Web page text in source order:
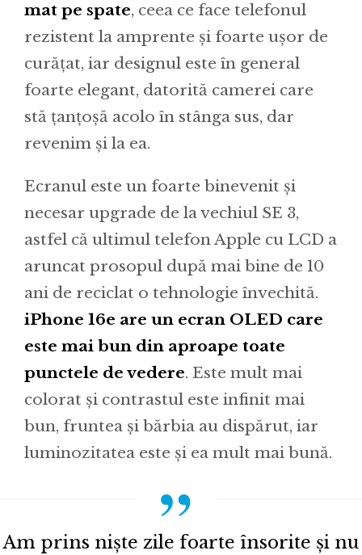
mat pe spate, ceea ce face telefonul
rezistent la amprente și foarte ușor de
curățat, iar designul este în general
foarte elegant, datorită camerei care
stă țanțoșă acolo în stânga sus, dar
revenim și la ea.
Ecranul este un foarte binevenit și
necesar upgrade de la vechiul SE 3,
astfel că ultimul telefon Apple cu LCD a
aruncat prosopul după mai bine de 10
ani de reciclat o tehnologie învechită.
iPhone 16e are un ecran OLED care
este mai bun din aproape toate
punctele de vedere. Este mult mai
colorat și contrastul este infinit mai
bun, fruntea și bărbia au dispărut, iar
luminozitatea este și ea mult mai bună.
Am prins niște zile foarte însorite și nu